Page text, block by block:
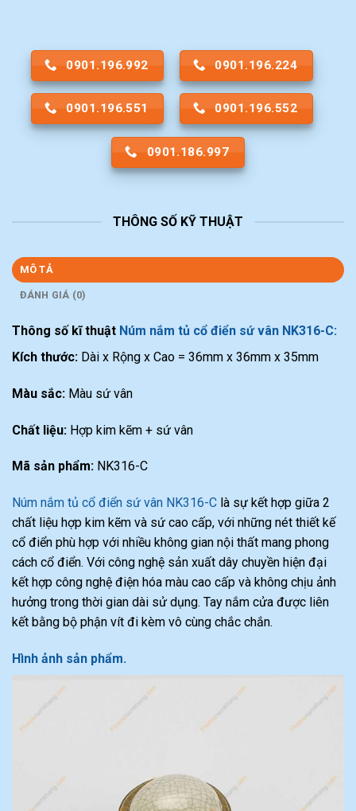
0901.196.992 0901.196.224
0901.196.551 0901.196.552
0901.186.997
THÔNG SỐ KỸ THUẬT
MÔ TẢ
ĐÁNH GIÁ (0)
Thông số kĩ thuật Núm nắm tủ cổ điển sứ vân NK316-C:
Kích thước: Dài x Rộng x Cao = 36mm x 36mm x 35mm
Màu sắc: Màu sứ vân
Chất liệu: Hợp kim kẽm + sứ vân
Mã sản phẩm: NK316-C
Núm nắm tủ cổ điển sứ vân NK316-C là sự kết hợp giữa 2
chất liệu hợp kim kẽm và sứ cao cấp, với những nét thiết kế
cổ điển phù hợp với nhiều không gian nội thất mang phong
cách cổ điển. Với công nghệ sản xuất dây chuyền hiện đại
kết hợp công nghệ điện hóa màu cao cấp và không chịu ảnh
hưởng trong thời gian dài sử dụng. Tay nắm cửa được liên
kết bằng bộ phận vít đi kèm vô cùng chắc chắn.
Hình ảnh sản phẩm.